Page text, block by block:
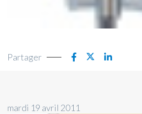
Partager
mardi 19 avril 2011